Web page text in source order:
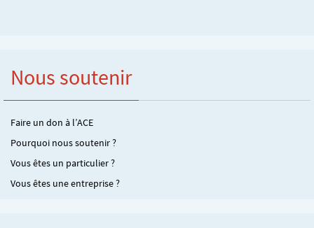
Nous soutenir
Faire un don à l’ACE
Pourquoi nous soutenir ?
Vous êtes un particulier ?
Vous êtes une entreprise ?